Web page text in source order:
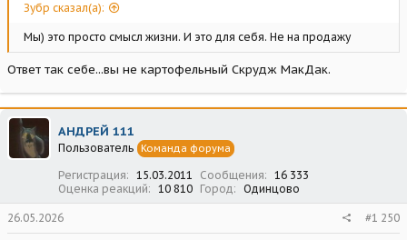
Зубр сказал(а):
Мы) это просто смысл жизни. И это для себя. Не на продажу
Ответ так себе...вы не картофельный Скрудж МакДак.
АНДРЕЙ 111
Пользователь Команда форума
Регистрация 15.03.2011 Сообщения
16 333
Оценка реакций
10 810 Город Одинцово
26.05.2026 #1 250